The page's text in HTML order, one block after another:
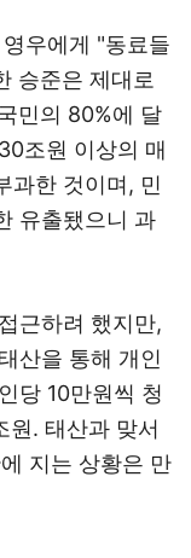
우에게 "동료들
승준은 제대로
민의 80%에 달
조원 이상의 매
과한 것이며, 민
유출됐으니 과
근하려 했지만,
산을 통해 개인
당 10만원씩 청
. 태산과 맞서
지는 상황은 만